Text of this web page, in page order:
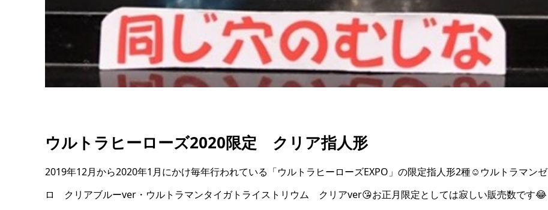
ウルトラヒーローズ2020限定 クリア指人形
2019年12月から2020年1月にかけ毎年行われている「ウルトラヒーローズEXPO」の限定指人形2種☺️ウルトラマンゼ
ロ クリアブルーver・ウルトラマンタイガトライストリウム クリアver😘お正月限定としては寂しい販売数です😂